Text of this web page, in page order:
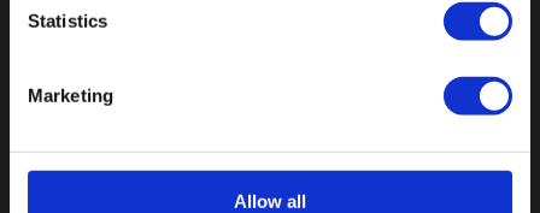
Statistics
Marketing
Allow all